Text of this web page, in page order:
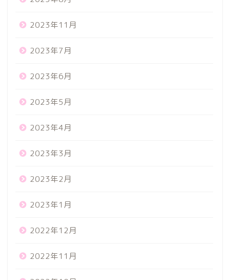
2023年11月
2023年7月
2023年6月
2023年5月
2023年4月
2023年3月
2023年2月
2023年1月
2022年12月
2022年11月